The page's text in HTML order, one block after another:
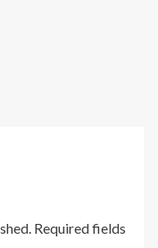
Required fields